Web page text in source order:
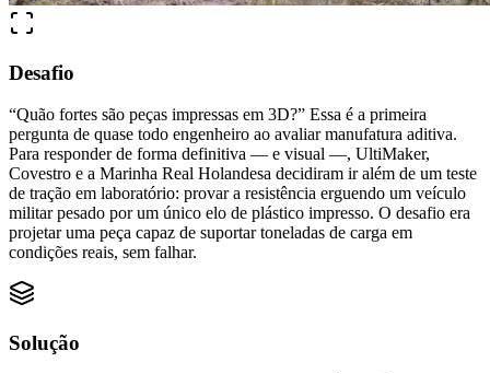
Desafio
“Quão fortes são peças impressas em 3D?” Essa é a primeira
pergunta de quase todo engenheiro ao avaliar manufatura aditiva.
Para responder de forma definitiva — e visual —, UltiMaker,
Covestro e a Marinha Real Holandesa decidiram ir além de um teste
de tração em laboratório: provar a resistência erguendo um veículo
militar pesado por um único elo de plástico impresso. O desafio era
projetar uma peça capaz de suportar toneladas de carga em
condições reais, sem falhar.
Solução